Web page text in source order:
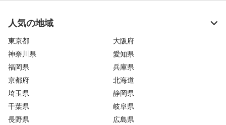
人気の地域
東京都
大阪府
神奈川県
愛知県
福岡県
兵庫県
京都府
北海道
埼玉県
静岡県
千葉県
岐阜県
長野県
広島県